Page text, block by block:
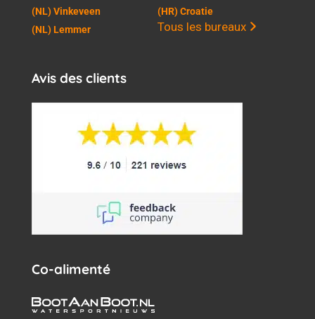
(NL) Vinkeveen
(NL) Lemmer
(HR) Croatie
Tous les bureaux
Avis des clients
Co-alimenté